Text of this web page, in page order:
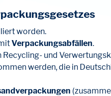
worden.
Verpackungsabfällen.
und
werden, die in